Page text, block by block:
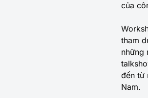
của
tham
những
đến từ
Nam.